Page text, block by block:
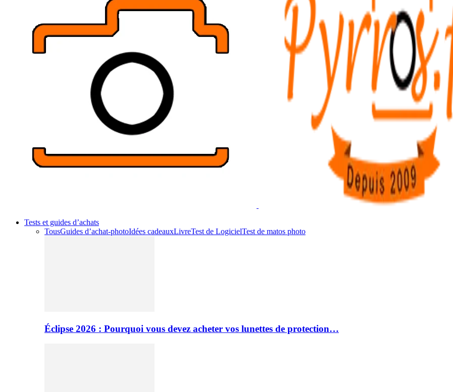
Tests et guides d’achats
TousGuides d’achat-photoIdées cadeauxLivreTest de LogicielTest de matos photo
Éclipse 2026 : Pourquoi vous devez acheter vos lunettes de protection…